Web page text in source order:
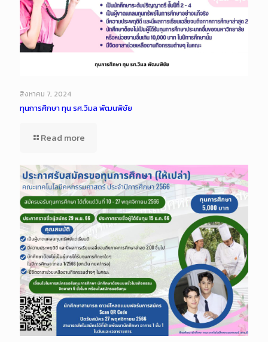
สิงหาคม 7, 2024
ทุนการศึกษา ทุน รศ.วิมล พัฒนพิชัย
Read more